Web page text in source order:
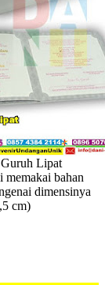
Lipat
bahan
dimensinya
cm)